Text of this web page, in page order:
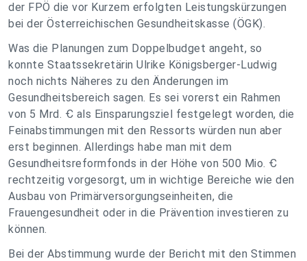
der FPÖ die vor Kurzem erfolgten Leistungskürzungen
bei der Österreichischen Gesundheitskasse (ÖGK).
Was die Planungen zum Doppelbudget angeht, so
konnte Staatssekretärin Ulrike Königsberger-Ludwig
noch nichts Näheres zu den Änderungen im
Gesundheitsbereich sagen. Es sei vorerst ein Rahmen
von 5 Mrd. Ꞓ als Einsparungsziel festgelegt worden, die
Feinabstimmungen mit den Ressorts würden nun aber
erst beginnen. Allerdings habe man mit dem
Gesundheitsreformfonds in der Höhe von 500 Mio. Ꞓ
rechtzeitig vorgesorgt, um in wichtige Bereiche wie den
Ausbau von Primärversorgungseinheiten, die
Frauengesundheit oder in die Prävention investieren zu
können.
Bei der Abstimmung wurde der Bericht mit den Stimmen